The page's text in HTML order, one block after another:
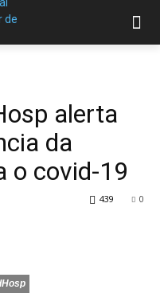
alerta
da
o covid-19
0
439